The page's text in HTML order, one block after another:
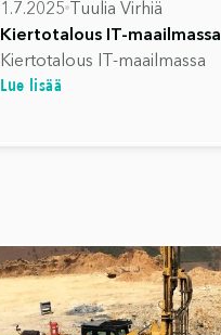
1.7.2025 Tuulia Virhiä
Kiertotalous IT-maailmassa
Kiertotalous IT-maailmassa
Lue lisää